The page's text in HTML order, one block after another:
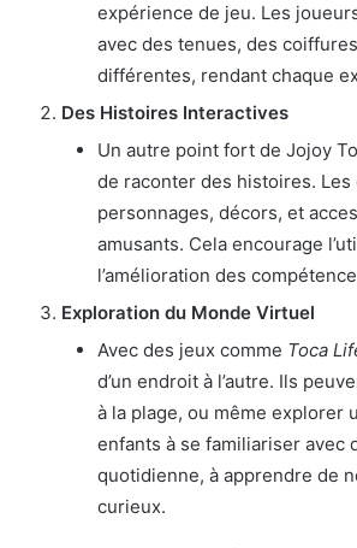
expérience de jeu. Les
avec des tenues, des
différentes, rendant chaque
Des Histoires Interactives
Un autre point fort de Jojoy
de raconter des histoires.
personnages, décors, et
amusants. Cela encourage
l’amélioration des
Exploration du Monde Virtuel
Avec des jeux comme Toca
d’un endroit à l’autre. Ils
à la plage, ou même explorer
enfants à se familiariser avec
quotidienne, à apprendre de
curieux.